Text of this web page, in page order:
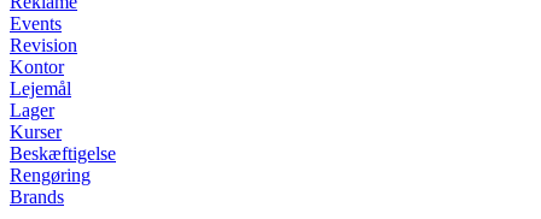
Events
Revision
Kontor
Lejemål
Lager
Kurser
Beskæftigelse
Rengøring
Brands